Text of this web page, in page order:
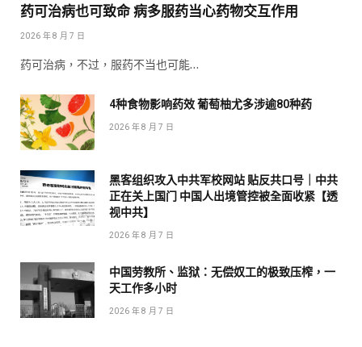
药可治病也可致命 病多服药当心药物交互作用
2026 年 8 月 7 日
药可治病，不过，服药不当也可能…
4种食物影响药效 葡萄柚尤多涉逾80种药
2026 年 8 月 7 日
黑客组织攻入中共军校网站 贴反共口号｜中共
正在关上国门 中国人出境管控被全面收紧【透
视中共】
2026 年 8 月 7 日
中国劳教所、监狱：无偿奴工的极致压榨，一
天工作多小时
2026 年 8 月 7 日